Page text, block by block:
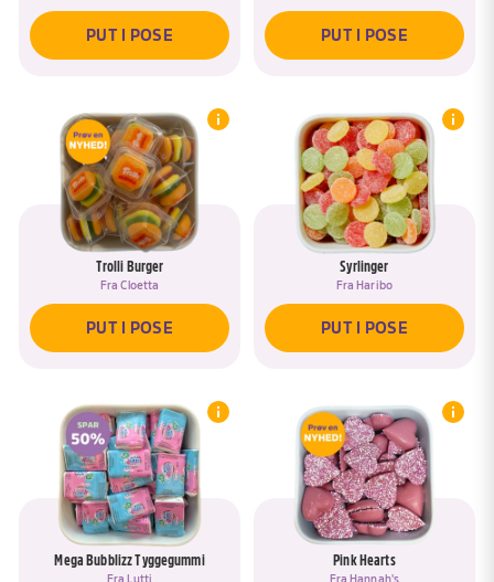
PUT I POSE PUT I POSE
Trolli Burger
FraCloetta
PUT I POSE
Syrlinger
Fra Haribo
PUT I POSE
Mega Bubblizz Tyggegummi
Fra Lutti
Pink Hearts
Fra Hannah's